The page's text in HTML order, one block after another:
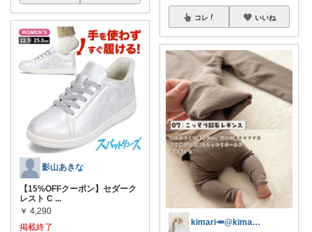
影山あきな
【15%OFFクーポン】セダーク
レスト C ...
￥ 4,290
掲載終了
コレ いいね
kimari🥕@kimari___ia